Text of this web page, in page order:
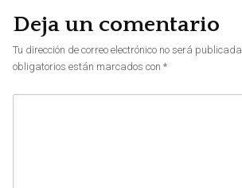
Deja un comentario
Tu dirección de correo electrónico no será publicada.
obligatorios están marcados con *